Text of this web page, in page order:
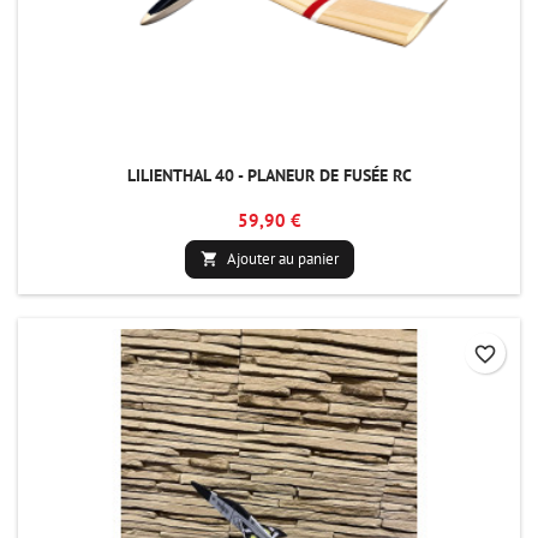
LILIENTHAL 40 - PLANEUR DE FUSÉE RC
59,90 €
 Ajouter au panier
favorite_border